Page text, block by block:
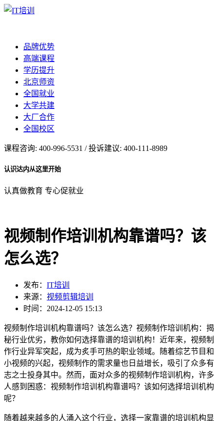
品牌优势
高端课程
学历提升
北京师资
全国就业
大学共建
大厂合作
全国校区
课程咨询: 400-996-5531 / 投诉建议: 400-111-8989
认识达内从这里开始
认真做教育 专心促就业
视频制作培训机构靠谱吗？该
怎么选？
发布： IT培训
来源： 视频剪辑培训
时间：2024-12-05 15:13
视频制作培训机构靠谱吗？该怎么选？视频制作培训机构：揭
秘行业优劣，教你如何选择靠谱的培训机构！近年来，视频制
作行业异军突起，成为炙手可热的职业领域。随着综艺节目和
小视频的兴起，视频制作的需求量也日益增长，吸引了众多有
志之士投身其中。然而，面对众多的视频制作培训机构，许多
人感到困惑：视频制作培训机构靠谱吗？该如何选择培训机构
呢？
随着越来越多的人涌入这个行业，选择一家靠谱的培训机构显